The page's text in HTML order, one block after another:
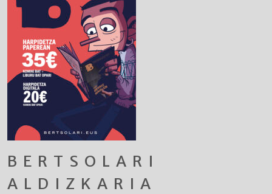
BERTSOLARI
ALDIZKARIA